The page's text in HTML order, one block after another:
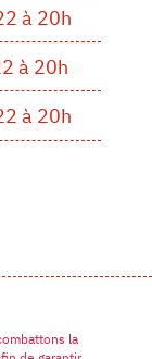
à 20h
à 20h
à 20h
la